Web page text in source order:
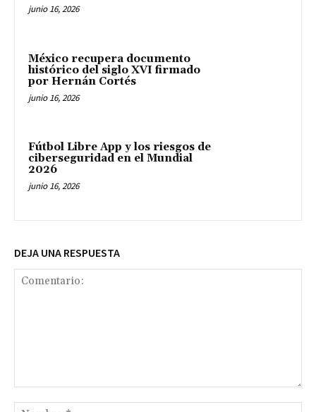
junio 16, 2026
México recupera documento
histórico del siglo XVI firmado
por Hernán Cortés
junio 16, 2026
Fútbol Libre App y los riesgos de
ciberseguridad en el Mundial
2026
junio 16, 2026
DEJA UNA RESPUESTA